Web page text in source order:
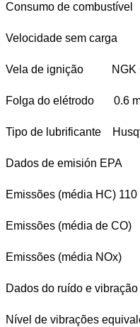
Consumo de
Velocidade sem
Vela de ignição NGK
Folga do elétrodo 0.6
Tipo de lubrificante
Dados de emisión EPA
Emissões (média HC) 110
Emissões (média de
Emissões (média
Dados do ruído e vibração
Nível de vibrações